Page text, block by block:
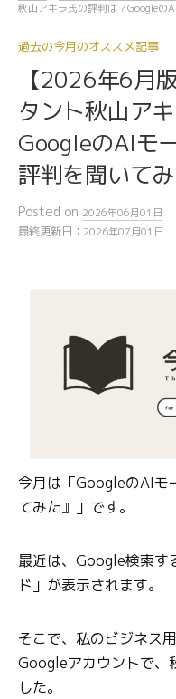
秋山アキラ氏の評判は？Googleの
過去の今月のオススメ記事
【2026年6月
タント秋山ア
GoogleのAIモ
評判を聞いてみ
Posted on 2026年06月01日
最終更新日： 2026年07月01日
今月は「GoogleのAIモ
てみた』」です。
最近は、Google検索す
ド」が表示されます。
そこで、私のビジネス
Googleアカウントで、
した。